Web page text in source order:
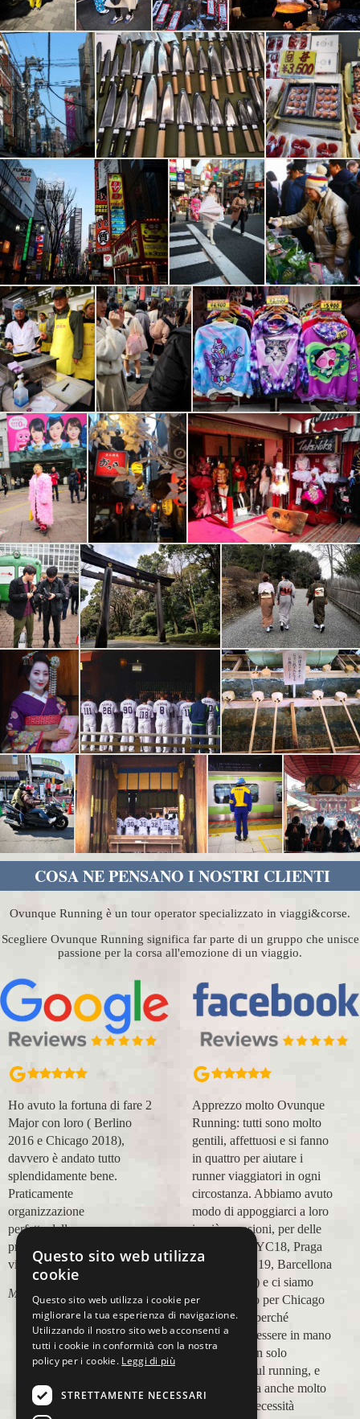
COSA NE PENSANO I NOSTRI CLIENTI
Ovunque Running è un tour operator specializzato in viaggi&corse.
Scegliere Ovunque Running significa far parte di un gruppo che unisce
passione per la corsa all'emozione di un viaggio.
Apprezzo molto Ovunque
Running: tutti sono molto
gentili, affettuosi e si fanno
in quattro per aiutare i
runner viaggiatori in ogni
circostanza. Abbiamo avuto
modo di appoggiarci a loro
in più occasioni, per delle
maratone (NYC18, Praga
19, Valencia 19, Barcellona
21, NYC 22) e ci siamo
affidati a loro per Chicago
23 (ottobre) perché
sappiamo di essere in mano
a persone non solo
competenti sul running, e
sulle città, ma anche molto
attente alle necessità
Organizzazione perfetta,
accompagnatori super
(Massimo e Anna). Prima
esperienza con voi molto
positiva! Alla prossima e
grazie!
Lara Buranti
Questo sito web utilizza
cookie
Questo sito web utilizza i cookie per
migliorare la tua esperienza di navigazione.
Utilizzando il nostro sito web acconsenti a
tutti i cookie in conformità con la nostra
policy per i cookie. Leggi di più
STRETTAMENTE NECESSARI